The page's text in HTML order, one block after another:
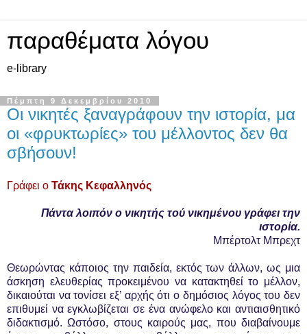
παραθέματα λόγου
e-library
Πέμπτη 9 Δεκεμβρίου 2010
Οι νικητές ξαναγράφουν την ιστορία, μα
οι «φρυκτωρίες» του μέλλοντος δεν θα
σβήσουν!
Γράφει ο Τάκης Κεφαλληνός
Πάντα λοιπόν ο νικητής τού νικημένου γράφει την
ιστορία.
Μπέρτολτ Μπρεχτ
Θεωρώντας κάποιος την παιδεία, εκτός των άλλων, ως μια
άσκηση ελευθερίας προκειμένου να κατακτηθεί το μέλλον,
δικαιούται να τονίσει εξ’ αρχής ότι ο δημόσιος λόγος του δεν
επιθυμεί να εγκλωβίζεται σε ένα ανώφελο και αντιαισθητικό
διδακτισμό. Ωστόσο, στους καιρούς μας, που διαβαίνουμε